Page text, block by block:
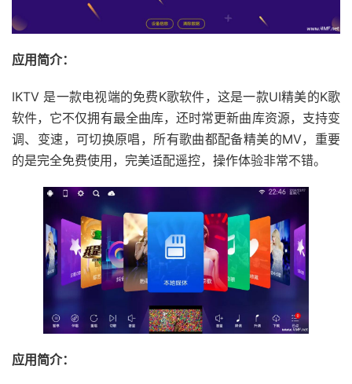
应用简介：
IKTV 是一款电视端的免费K歌软件，这是一款UI精美的K歌
软件，它不仅拥有最全曲库，还时常更新曲库资源，支持变
调、变速，可切换原唱，所有歌曲都配备精美的MV，重要
的是完全免费使用，完美适配遥控，操作体验非常不错。
应用简介：